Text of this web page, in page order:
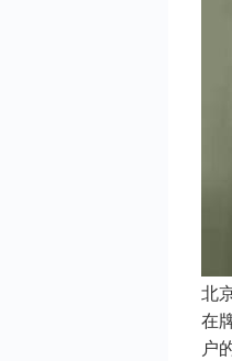
北
在
户